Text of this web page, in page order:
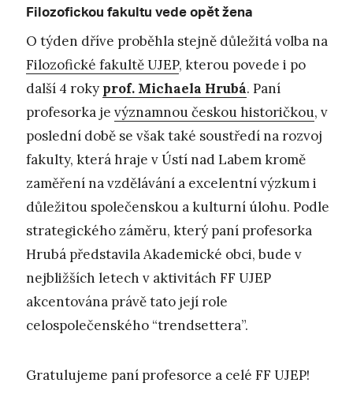
Filozofickou fakultu vede opět žena
O týden dříve proběhla stejně důležitá volba na
Filozofické fakultě UJEP, kterou povede i po
další 4 roky prof. Michaela Hrubá. Paní
profesorka je významnou českou historičkou, v
poslední době se však také soustředí na rozvoj
fakulty, která hraje v Ústí nad Labem kromě
zaměření na vzdělávání a excelentní výzkum i
důležitou společenskou a kulturní úlohu. Podle
strategického záměru, který paní profesorka
Hrubá představila Akademické obci, bude v
nejbližších letech v aktivitách FF UJEP
akcentována právě tato její role
celospolečenského “trendsettera”.
Gratulujeme paní profesorce a celé FF UJEP!